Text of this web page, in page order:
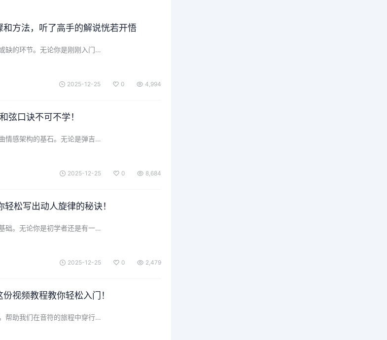
方法，听了高手的解说恍若开悟
缺的环节。无论你是刚刚入门…
2025-12-25 0 4,994
弦口诀不可不学！
情感架构的基石。无论是弹吉…
2025-12-25 0 8,684
松写出动人旋律的秘诀！
础。无论你是初学者还是有一…
2025-12-25 0 2,479
视频教程教你轻松入门！
帮助我们在音符的旅程中穿行…